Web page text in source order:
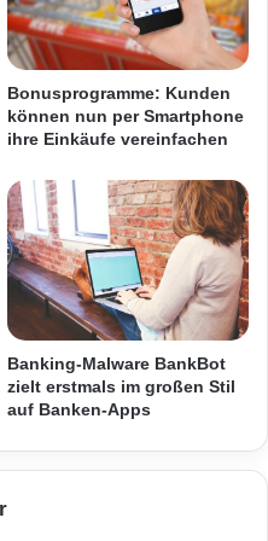
Wohnräumen zu
lernen Ihre
die Temperatur
maximieren.
der Temperatur
Wetter
Bonusprogramme: Kunden
können nun per Smartphone
ihre Einkäufe vereinfachen
Banking-Malware BankBot
zielt erstmals im großen Stil
auf Banken-Apps